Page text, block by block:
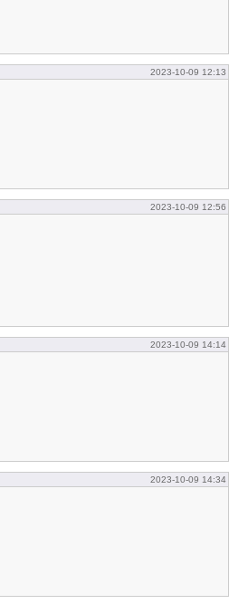
2023-10-09 12:13
2023-10-09 12:56
2023-10-09 14:14
2023-10-09 14:34